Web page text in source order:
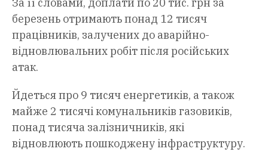
березень отримають понад 12 тисяч
працівників, залучених до аварійно-
відновлювальних робіт після російських
атак.
Йдеться про 9 тисяч енергетиків, а також
майже 2 тисячі комунальників газовиків,
понад тисяча залізничників, які
відновлюють пошкоджену інфраструктуру.